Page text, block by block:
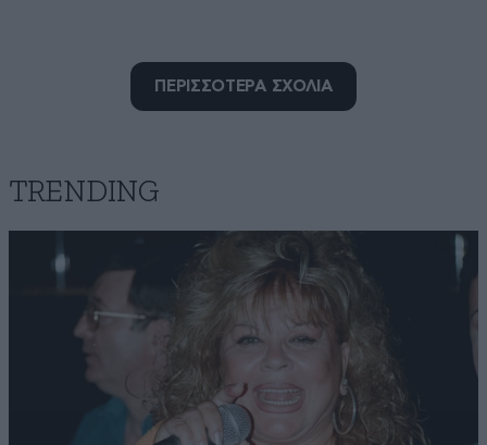
17·06·2024 12:08
ξαναβαλει φωτια, φανταζομαι?!!!
Απαντήστε 0 0
Οσους τουρκους 17·06·2024 09:10
πράκτορες πιάνετε θα τους βγάζετε ψυχασθενείς?
ΠΕΡΙΣΣΟΤΕΡΑ ΣΧΟΛΙΑ
TRENDING